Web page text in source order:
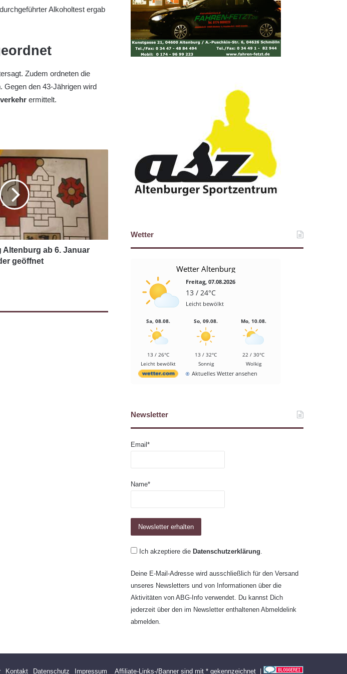
Alkoholtest ergab
Zudem ordneten die
Gegen den 43-Jährigen wird
ermittelt.
Altenburg ab 6. Januar
geöffnet
Wetter
Wetter Altenburg
Freitag, 07.08.2026
13 / 24°C
Leicht bewölkt
Sa, 08.08.
13 / 26°C
Leicht bewölkt
So, 09.08.
13 / 32°C
Sonnig
Mo, 10.08.
22 / 30°C
Wolkig
Aktuelles Wetter ansehen
Newsletter
Email*
Name*
Ich akzeptiere die Datenschutzerklärung.
Deine E-Mail-Adresse wird ausschließlich für den Versand
unseres Newsletters und von Informationen über die
Aktivitäten von ABG-Info verwendet. Du kannst Dich
jederzeit über den im Newsletter enthaltenen Abmeldelink
abmelden.
Affiliate-Links-/Banner sind mit * gekennzeichnet |
Kontakt Datenschutz Impressum